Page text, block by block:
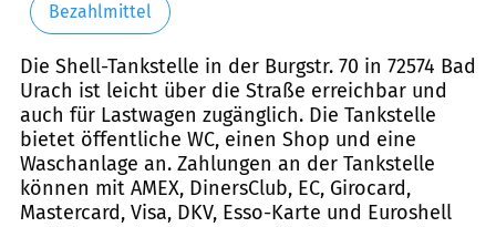
Bezahlmittel
Die Shell-Tankstelle in der Burgstr. 70 in 72574 Bad
Urach ist leicht über die Straße erreichbar und
auch für Lastwagen zugänglich. Die Tankstelle
bietet öffentliche WC, einen Shop und eine
Waschanlage an. Zahlungen an der Tankstelle
können mit AMEX, DinersClub, EC, Girocard,
Mastercard, Visa, DKV, Esso-Karte und Euroshell